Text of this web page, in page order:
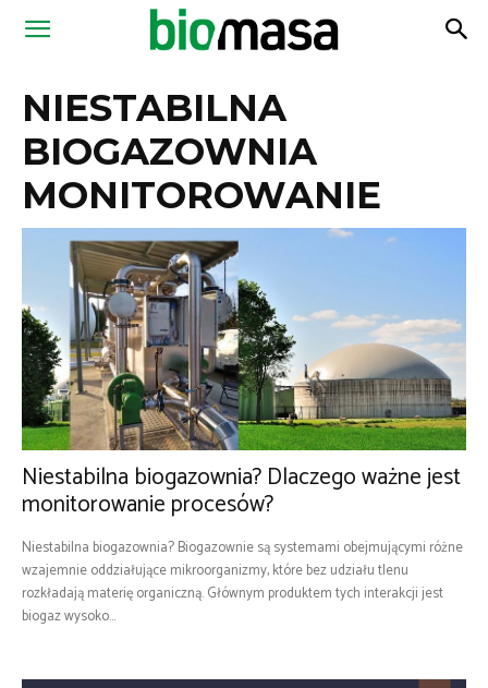
Magazyn
NIESTABILNA
BIOGAZOWNIA
MONITOROWANIE
Niestabilna biogazownia? Dlaczego ważne jest
monitorowanie procesów?
Niestabilna biogazownia? Biogazownie są systemami obejmującymi różne
wzajemnie oddziałujące mikroorganizmy, które bez udziału tlenu
rozkładają materię organiczną. Głównym produktem tych interakcji jest
biogaz wysoko...